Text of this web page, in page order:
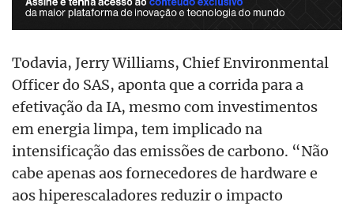
Todavia, Jerry Williams, Chief Environmental
Officer do SAS, aponta que a corrida para a
efetivação da IA, mesmo com investimentos
em energia limpa, tem implicado na
intensificação das emissões de carbono. “Não
cabe apenas aos fornecedores de hardware e
aos hiperescaladores reduzir o impacto